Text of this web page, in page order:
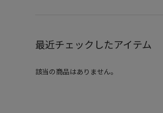
最近チェックしたアイテム
該当の商品はありません。